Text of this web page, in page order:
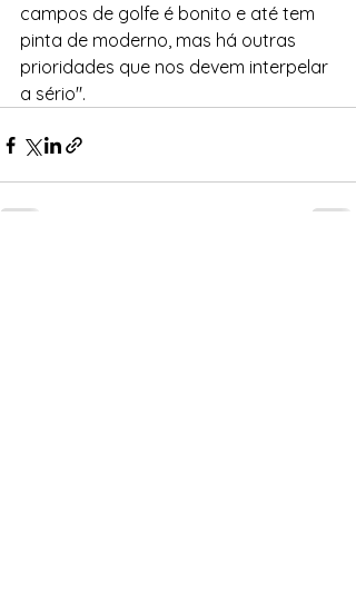
campos de golfe é bonito e até tem
pinta de moderno, mas há outras
prioridades que nos devem interpelar
a sério".